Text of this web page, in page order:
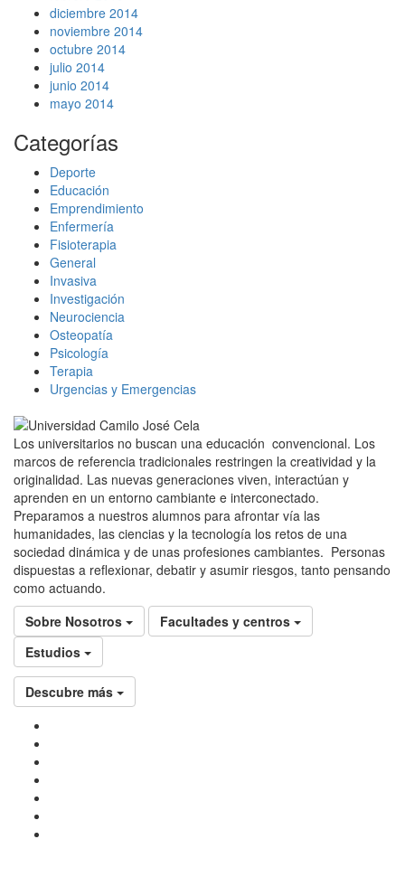
diciembre 2014
noviembre 2014
octubre 2014
julio 2014
junio 2014
mayo 2014
Categorías
Deporte
Educación
Emprendimiento
Enfermería
Fisioterapia
General
Invasiva
Investigación
Neurociencia
Osteopatía
Psicología
Terapia
Urgencias y Emergencias
Los universitarios no buscan una educación convencional. Los
marcos de referencia tradicionales restringen la creatividad y la
originalidad. Las nuevas generaciones viven, interactúan y
aprenden en un entorno cambiante e interconectado.
Preparamos a nuestros alumnos para afrontar vía las
humanidades, las ciencias y la tecnología los retos de una
sociedad dinámica y de unas profesiones cambiantes. Personas
dispuestas a reflexionar, debatir y asumir riesgos, tanto pensando
como actuando.
Sobre Nosotros
Facultades y centros
Estudios
Descubre más